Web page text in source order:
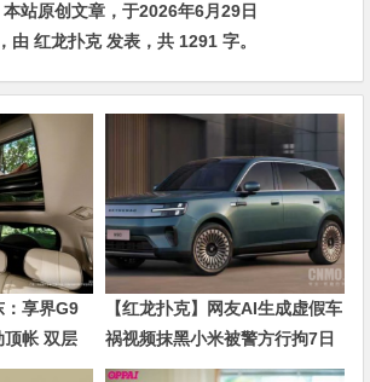
本站原创文章，于2026年6月29日
，由红龙扑克发表，共 1291 字。
：享界G9
顶帐 双层
【红龙扑克】网友AI生成虚假车
祸视频抹黑小米被警方行拘7日